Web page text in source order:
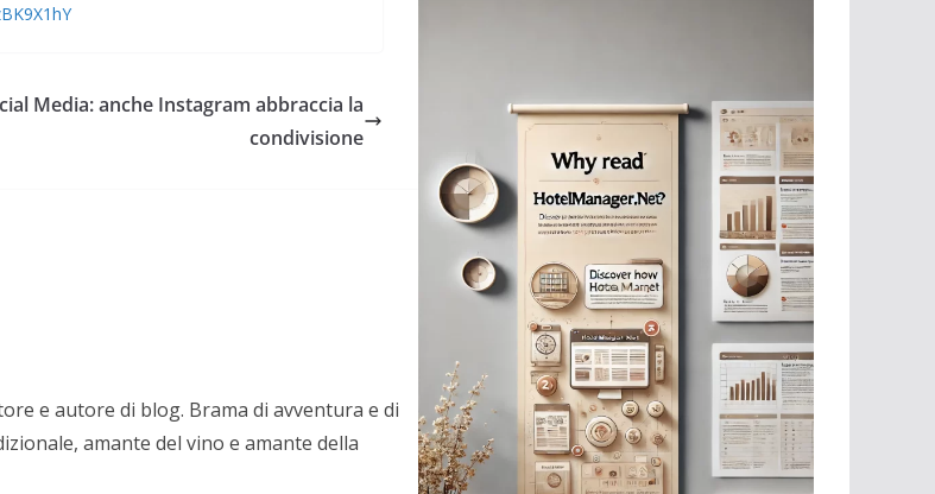
Media: anche Instagram abbraccia la
condivisione
e autore di blog. Brama di avventura e di
amante del vino e amante della